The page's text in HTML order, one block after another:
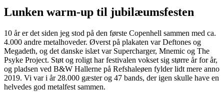
Lunken warm-up til jubilæumsfesten
10 år er det siden jeg stod på den første Copenhell sammen med ca.
4.000 andre metalhoveder. Øverst på plakaten var Deftones og
Megadeth, og det danske islæt var Supercharger, Mnemic og The
Psyke Project. Støt og roligt har festivalen vokset sig større år for år,
og pladsen ved B&W Hallerne på Refshaleøen fylder lidt mere anno
2019. Vi var i år 28.000 gæster og 47 bands, der igen skulle have en
helvedes god metalfest sammen.